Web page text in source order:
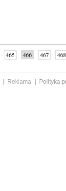
465 466 467
468
Reklama
Polityka